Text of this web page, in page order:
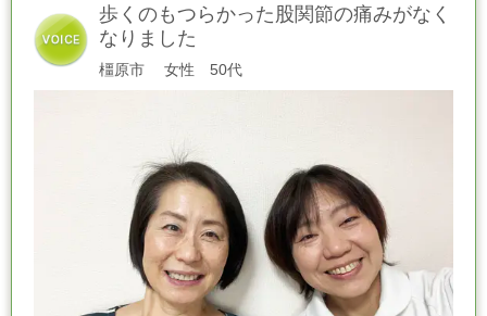
歩くのもつらかった股関節の痛みがなく
なりました
橿原市 女性 50代